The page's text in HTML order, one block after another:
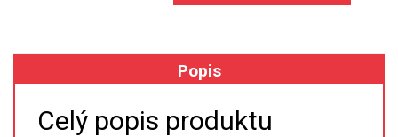
FÓLIE XRF
VZORKOVNICE XRF
Popis
Celý popis produktu